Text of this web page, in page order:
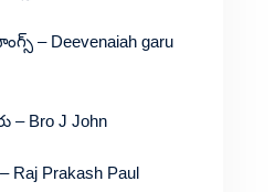
– Deevenaiah garu
– Bro J John
Prakash Paul